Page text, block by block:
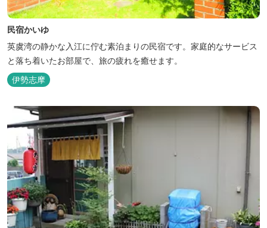
民宿かいゆ
英虞湾の静かな入江に佇む素泊まりの民宿です。家庭的なサービス
と落ち着いたお部屋で、旅の疲れを癒せます。
伊勢志摩